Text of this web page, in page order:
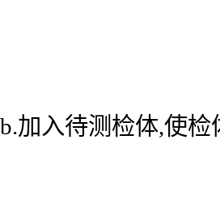
b.加入待测检体,使